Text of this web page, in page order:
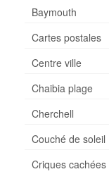
Météo
Visiter
Musées
Parcs
Baymouth
Cartes postales
Centre ville
Chaibia plage
Cherchell
Couché de soleil
Criques